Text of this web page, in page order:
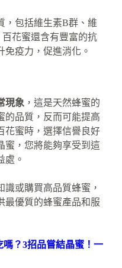
，包括維生素B群、維
花蜜還含有豐富的抗
免疫力，促進消化。
現象 ，這是天然蜂蜜的
的品質，反而可能提高
花蜜時，選擇信譽良好
蜜，您將能夠享受到這
處。
或購買高品質蜂蜜，
最優質的蜂蜜產品和服
？3招品嘗結晶蜜！一